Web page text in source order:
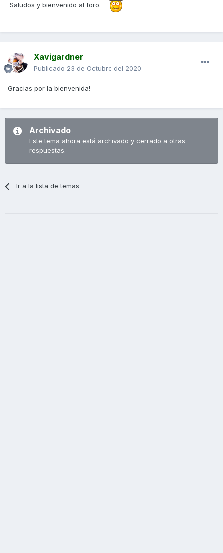
Saludos y bienvenido al foro.
Xavigardner
Publicado 23 de Octubre del 2020
Gracias por la bienvenida!
Archivado
Este tema ahora está archivado y cerrado a otras
respuestas.
Ir a la lista de temas